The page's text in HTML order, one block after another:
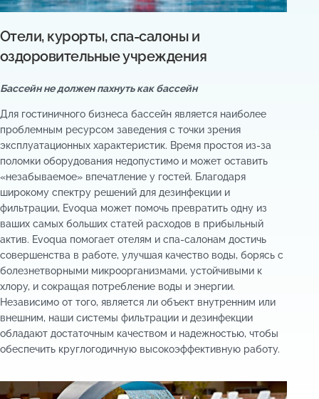
Отели, курорты, спа-салоны и
оздоровительные учреждения
Бассейн не должен пахнуть как бассейн
Для гостиничного бизнеса бассейн является наиболее
проблемным ресурсом заведения с точки зрения
эксплуатационных характеристик. Время простоя из-за
поломки оборудования недопустимо и может оставить
«незабываемое» впечатление у гостей. Благодаря
широкому спектру решений для дезинфекции и
фильтрации, Evoqua может помочь превратить одну из
ваших самых больших статей расходов в прибыльный
актив. Evoqua помогает отелям и спа-салонам достичь
совершенства в работе, улучшая качество воды, борясь с
болезнетворными микроорганизмами, устойчивыми к
хлору, и сокращая потребление воды и энергии.
Независимо от того, является ли объект внутренним или
внешним, наши системы фильтрации и дезинфекции
обладают достаточным качеством и надежностью, чтобы
обеспечить круглогодичную высокоэффективную работу.